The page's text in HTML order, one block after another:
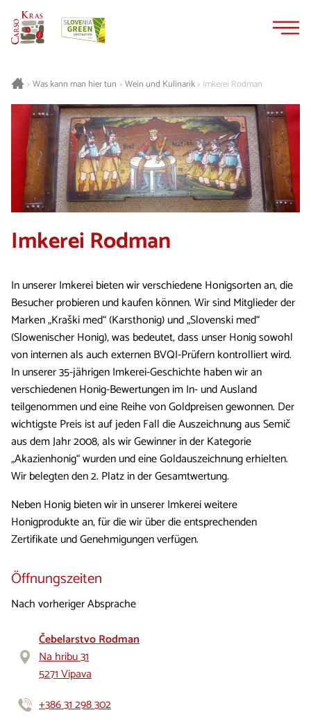
>Was kann man hier tun > Wein und Kulinarik> Imkerei Rodman
Imkerei Rodman
In unserer Imkerei bieten wir verschiedene Honigsorten an, die
Besucher probieren und kaufen können. Wir sind Mitglieder der
Marken „Kraški med“ (Karsthonig) und „Slovenski med“
(Slowenischer Honig), was bedeutet, dass unser Honig sowohl
von internen als auch externen BVQI-Prüfern kontrolliert wird.
In unserer 35-jährigen Imkerei-Geschichte haben wir an
verschiedenen Honig-Bewertungen im In- und Ausland
teilgenommen und eine Reihe von Goldpreisen gewonnen. Der
wichtigste Preis ist auf jeden Fall die Auszeichnung aus Semič
aus dem Jahr 2008, als wir Gewinner in der Kategorie
„Akazienhonig“ wurden und eine Goldauszeichnung erhielten.
Wir belegten den 2. Platz in der Gesamtwertung.
Neben Honig bieten wir in unserer Imkerei weitere
Honigprodukte an, für die wir über die entsprechenden
Zertifikate und Genehmigungen verfügen.
Öffnungszeiten
Nach vorheriger Absprache
Čebelarstvo Rodman
Na hribu 31
5271 Vipava
+386 31 298 302